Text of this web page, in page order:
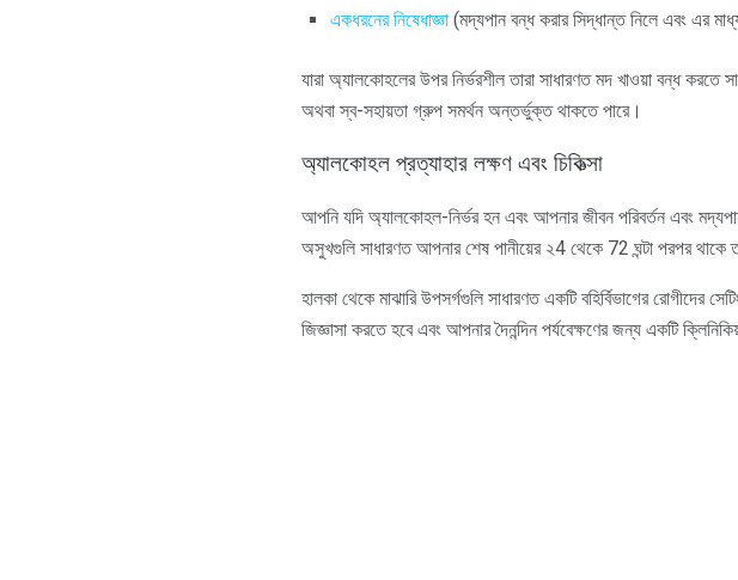
একধরনের নিষেধাজ্ঞা (মদ্যপান বন্ধ করার সিদ্ধান্ত নিলে এবং এর
যারা অ্যালকোহলের উপর নির্ভরশীল তারা সাধারণত মদ খাওয়া বন্ধ করতে
অথবা স্ব-সহায়তা গ্রুপ সমর্থন অন্তর্ভুক্ত থাকতে পারে।
অ্যালকোহল প্রত্যাহার লক্ষণ এবং চিকিত্সা
আপনি যদি অ্যালকোহল-নির্ভর হন এবং আপনার জীবন পরিবর্তন এবং
অসুখগুলি সাধারণত আপনার শেষ পানীয়ের ২4 থেকে 72 ঘন্টা পরপর
হালকা থেকে মাঝারি উপসর্গগুলি সাধারণত একটি বহির্বিভাগের
জিজ্ঞাসা করতে হবে এবং আপনার দৈনন্দিন পর্যবেক্ষণের জন্য একটি